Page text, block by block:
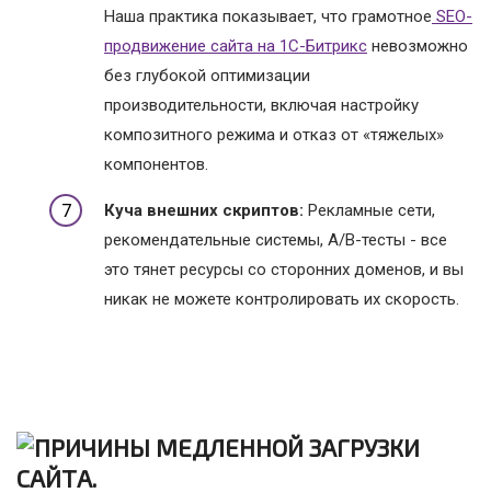
Наша практика показывает, что грамотное SEO-
продвижение сайта на 1С-Битрикс невозможно
без глубокой оптимизации
производительности, включая настройку
композитного режима и отказ от «тяжелых»
компонентов.
Куча внешних скриптов: Рекламные сети,
рекомендательные системы, A/B-тесты - все
это тянет ресурсы со сторонних доменов, и вы
никак не можете контролировать их скорость.